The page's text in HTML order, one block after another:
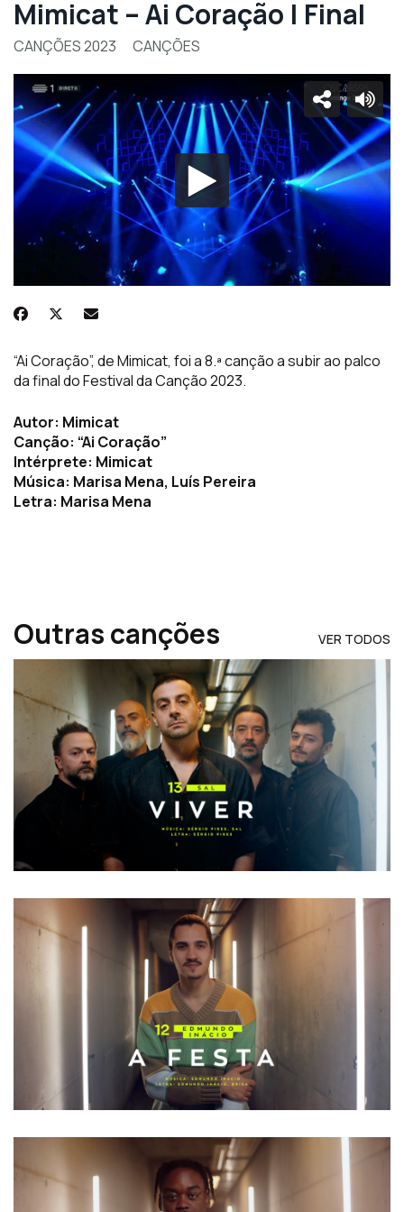
Mimicat – Ai Coração | Final
CANÇÕES 2023 CANÇÕES
“Ai Coração”, de Mimicat, foi a 8.ª canção a subir ao palco
da final do Festival da Canção 2023.
Autor: Mimicat
Canção: “Ai Coração”
Intérprete: Mimicat
Música: Marisa Mena, Luís Pereira
Letra: Marisa Mena
Outras canções VER TODOS